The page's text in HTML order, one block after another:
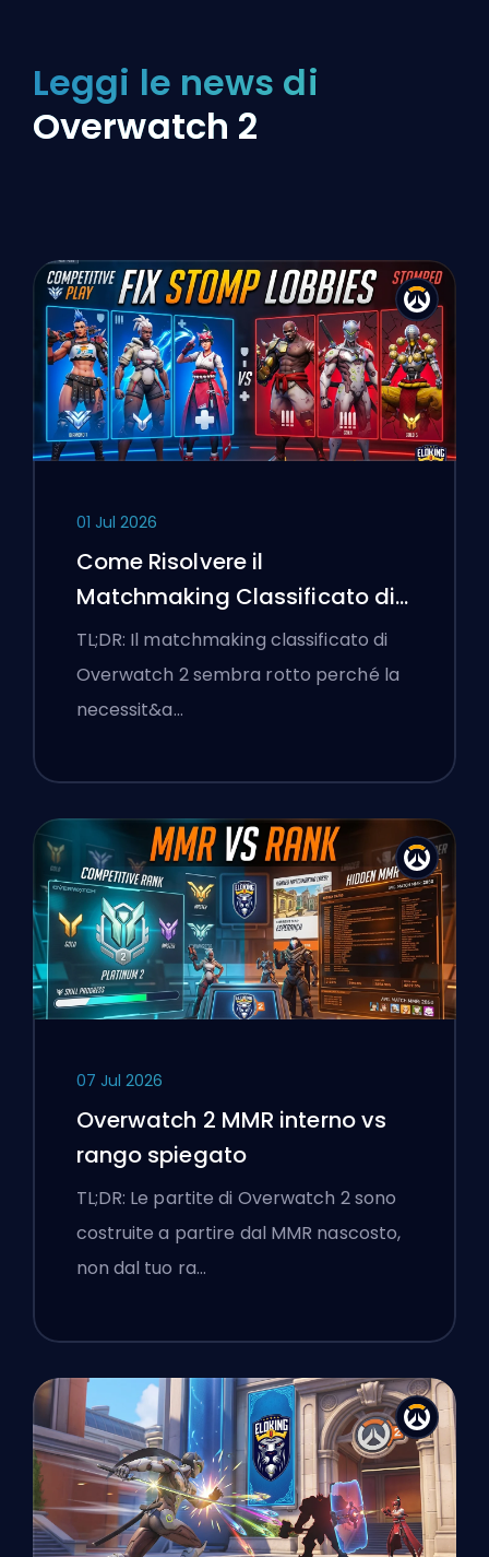
Leggi le news di
Overwatch 2
01 Jul 2026
Come Risolvere il
Matchmaking Classificato di
Overwatch 2 e le Lobby a
Senso Unico
TL;DR: Il matchmaking classificato di
Overwatch 2 sembra rotto perché la
necessit&a…
07 Jul 2026
Overwatch 2 MMR interno vs
rango spiegato
TL;DR: Le partite di Overwatch 2 sono
costruite a partire dal MMR nascosto,
non dal tuo ra…